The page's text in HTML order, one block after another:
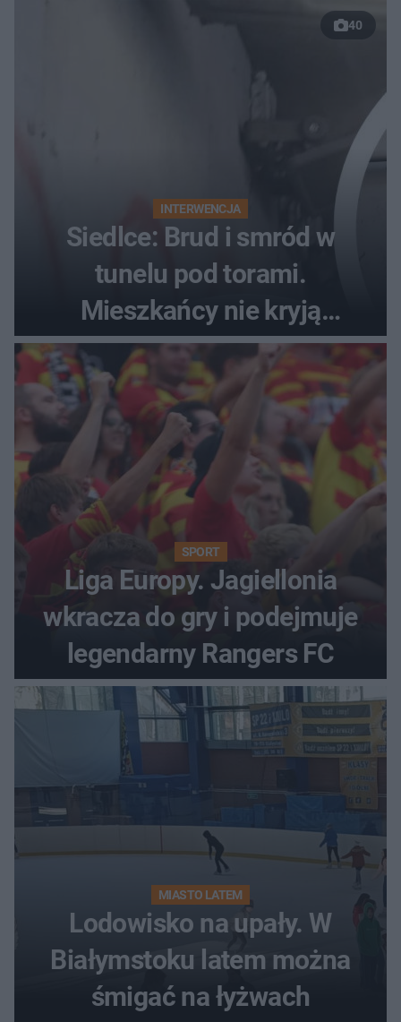
40
INTERWENCJA
Siedlce: Brud i smród w
tunelu pod torami.
Mieszkańcy nie kryją
oburzenia!
SPORT
Liga Europy. Jagiellonia
wkracza do gry i podejmuje
legendarny Rangers FC
MIASTO LATEM
Lodowisko na upały. W
Białymstoku latem można
śmigać na łyżwach